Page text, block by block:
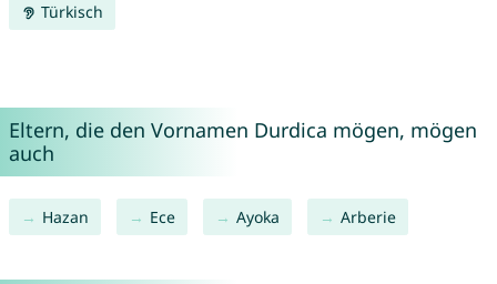
Türkisch
Eltern, die den Vornamen Durdica mögen, mögen
auch
Hazan Ece Ayoka Arberie